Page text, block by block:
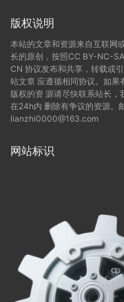
版权说明
本站的文章和资源来自互联网
长的原创，按照CC BY-NC-
CN 协议发布和共享，转载或
站文章 应遵循相同协议。如果
版权的资 源请尽快联系站长，
在24h内 删除有争议的资源。
lianzhi0000@163.com
网站标识